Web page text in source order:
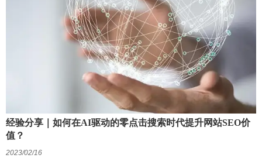
经验分享｜如何在AI驱动的零点击搜索时代提升网站SEO价
值？
2023/02/16